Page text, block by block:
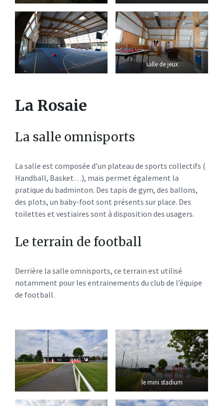
salle de jeux
La Rosaie
La salle omnisports
La salle est composée d’un plateau de sports collectifs (
Handball, Basket…), mais permet également la
pratique du badminton. Des tapis de gym, des ballons,
des plots, un baby-foot sont présents sur place. Des
toilettes et vestiaires sont à disposition des usagers.
Le terrain de football
Derrière la salle omnisports, ce terrain est utilisé
notamment pour les entrainements du club de l’équipe
de football.
le mini stadium